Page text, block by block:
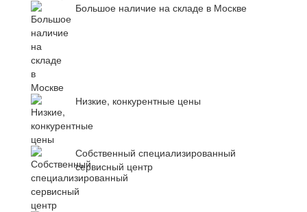
Большое наличие на складе в Москве
Низкие, конкурентные цены
Собственный специализированный
сервисный центр